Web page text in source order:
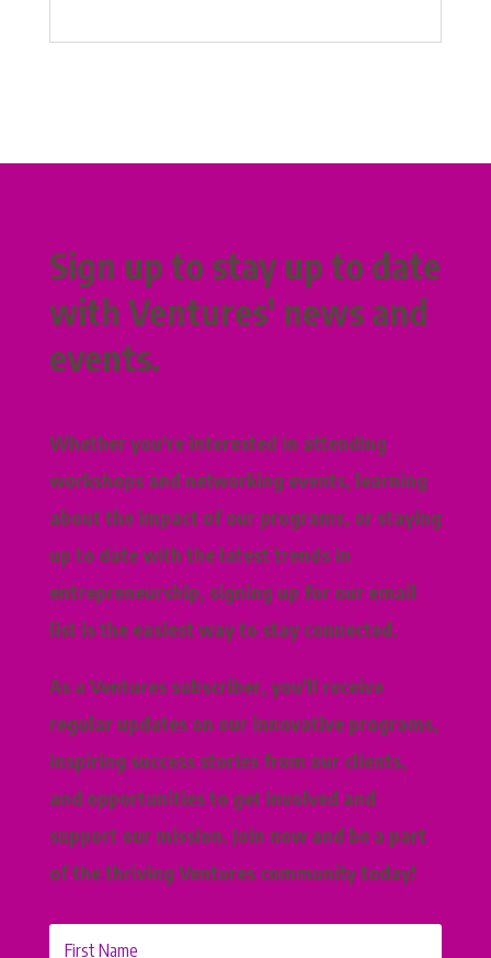
Sign up to stay up to date
with Ventures' news and
events.
Whether you're interested in attending
workshops and networking events, learning
about the impact of our programs, or staying
up to date with the latest trends in
entrepreneurship, signing up for our email
list is the easiest way to stay connected.
As a Ventures subscriber, you'll receive
regular updates on our innovative programs,
inspiring success stories from our clients,
and opportunities to get involved and
support our mission. Join now and be a part
of the thriving Ventures community today!